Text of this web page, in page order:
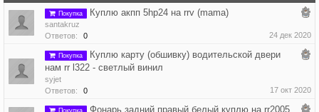
Покупка Куплю акпп 5hp24 на rrv (mama)
santakruz
Ответов:
0 24 дек 2020
Покупка
Куплю карту (обшивку) водительской двери
нам rr l322 - светлый винил
syjet
Ответов:
0 17 окт 2020
Покупка Фонарь задний правый белый куплю на rr2005